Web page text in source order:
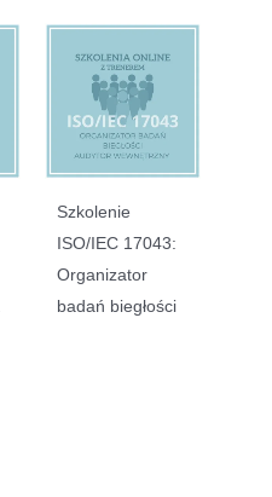
Szkolenie
ISO/IEC 17043:
Organizator
badań biegłości